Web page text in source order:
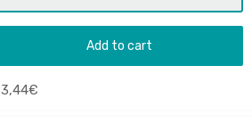
Add to cart
3,44€